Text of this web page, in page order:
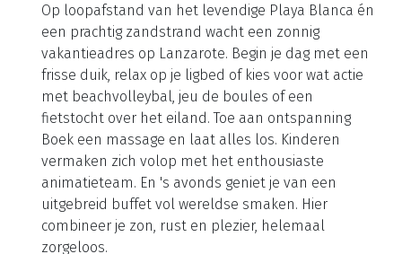
Op loopafstand van het levendige Playa Blanca én
een prachtig zandstrand wacht een zonnig
vakantieadres op Lanzarote. Begin je dag met een
frisse duik, relax op je ligbed of kies voor wat actie
met beachvolleybal, jeu de boules of een
fietstocht over het eiland. Toe aan ontspanning
Boek een massage en laat alles los. Kinderen
vermaken zich volop met het enthousiaste
animatieteam. En 's avonds geniet je van een
uitgebreid buffet vol wereldse smaken. Hier
combineer je zon, rust en plezier, helemaal
zorgeloos.